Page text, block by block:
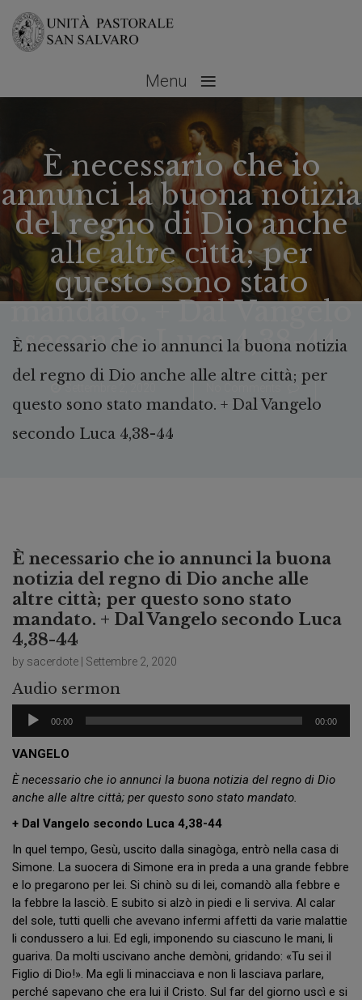
Menu ≡
È necessario che io
annunci la buona notizia
del regno di Dio anche
alle altre città; per
questo sono stato
mandato. + Dal Vangelo
secondo Luca 4,38-44
Settembre 2, 2020
È necessario che io annunci la buona notizia
del regno di Dio anche alle altre città; per
questo sono stato mandato. + Dal Vangelo
secondo Luca 4,38-44
È necessario che io annunci la buona
notizia del regno di Dio anche alle
altre città; per questo sono stato
mandato. + Dal Vangelo secondo Luca
4,38-44
by sacerdote | Settembre 2, 2020
Audio sermon
Audio
Player
00:00 00:00
VANGELO
È necessario che io annunci la buona notizia del regno di Dio
anche alle altre città; per questo sono stato mandato.
+ Dal Vangelo secondo Luca 4,38-44
In quel tempo, Gesù, uscito dalla sinagòga, entrò nella casa di
Simone. La suocera di Simone era in preda a una grande febbre
e lo pregarono per lei. Si chinò su di lei, comandò alla febbre e
la febbre la lasciò. E subito si alzò in piedi e li serviva. Al calar
del sole, tutti quelli che avevano infermi affetti da varie malattie
li condussero a lui. Ed egli, imponendo su ciascuno le mani, li
guariva. Da molti uscivano anche demòni, gridando: «Tu sei il
Figlio di Dio!». Ma egli li minacciava e non li lasciava parlare,
perché sapevano che era lui il Cristo. Sul far del giorno uscì e si